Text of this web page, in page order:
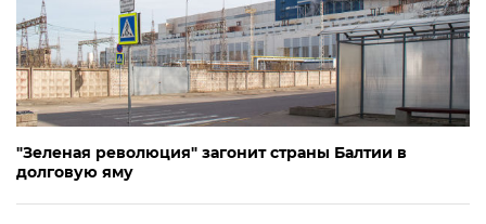
"Зеленая революция" загонит страны Балтии в
долговую яму